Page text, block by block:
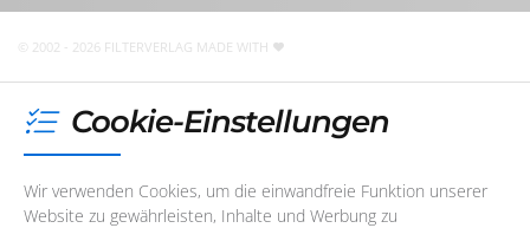
© 2002 - 2026 FILTERVERLAG MADE WITH
Cookie-Einstellungen
Wir verwenden Cookies, um die einwandfreie Funktion unserer
Website zu gewährleisten, Inhalte und Werbung zu